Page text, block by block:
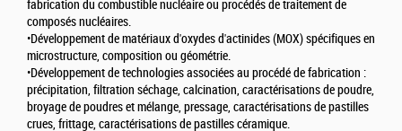
fabrication du combustible nucléaire ou procédés de traitement de
composés nucléaires.
•Développement de matériaux d'oxydes d'actinides (MOX) spécifiques en
microstructure, composition ou géométrie.
•Développement de technologies associées au procédé de fabrication :
précipitation, filtration séchage, calcination, caractérisations de poudre,
broyage de poudres et mélange, pressage, caractérisations de pastilles
crues, frittage, caractérisations de pastilles céramique.